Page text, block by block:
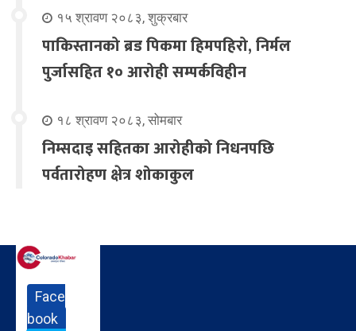
१५ श्रावण २०८३, शुक्रबार
पाकिस्तानको ब्रड पिकमा हिमपहिरो, निर्मल
पुर्जासहित १० आरोही सम्पर्कविहीन
१८ श्रावण २०८३, सोमबार
निम्सदाइ सहितका आरोहीको निधनपछि
पर्वतारोहण क्षेत्र शोकाकुल
Face
book